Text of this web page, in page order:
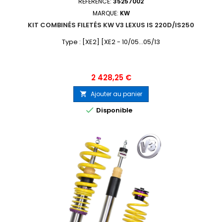
MARQUE: KW
KIT COMBINÉS FILETÉS KW V3 LEXUS IS 220D/IS250
Type : [XE2] [XE2 - 10/05...05/13
Prix
2 428,25 €
 Ajouter au panier
 Disponible